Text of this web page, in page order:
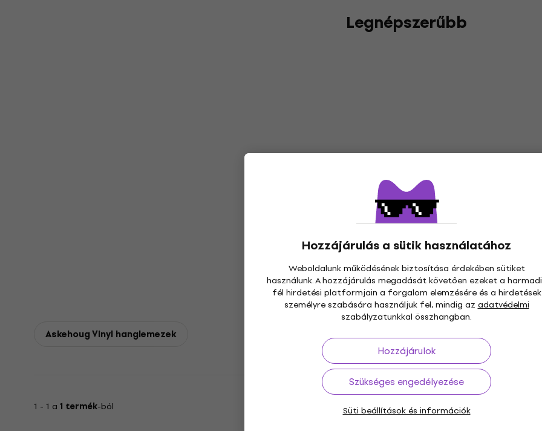
Hozzájárulás a sütik használatához
Weboldalunk működésének biztosítása érdekében sütiket
használunk. A hozzájárulás megadását követően ezeket a
fél hirdetési platformjain a forgalom elemzésére és a hirdetések
személyre szabására használjuk fel, mindig az adatvédelmi
szabályzatunkkal összhangban.
Hozzájárulok
Szükséges engedélyezése
Süti beállítások és információk
Legnépszerűbb
Askehoug Vinyl hanglemezek
1 - 1 a 1 termék-ból